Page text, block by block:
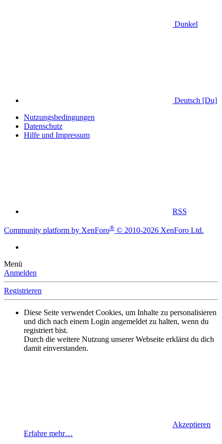
Dunkel
Deutsch [Du]
Nutzungsbedingungen
Datenschutz
Hilfe und Impressum
RSS
Community platform by XenForo® © 2010-2026 XenForo Ltd.
Menü
Anmelden
Registrieren
Diese Seite verwendet Cookies, um Inhalte zu personalisieren
und dich nach einem Login angemeldet zu halten, wenn du
registriert bist.
Durch die weitere Nutzung unserer Webseite erklärst du dich
damit einverstanden.
Akzeptieren
Erfahre mehr…